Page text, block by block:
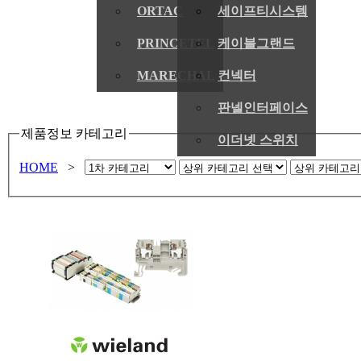
ORTAC
PRINCETEL
MARECHAL
세이프티시스템
케이블그랜드
컨넥터
판넬인터페이스
이더넷 스위치
제품정보 카테고리
HOME >